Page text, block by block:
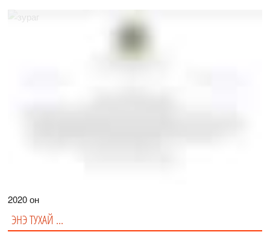
2020 он
ЭНЭ ТУХАЙ ...